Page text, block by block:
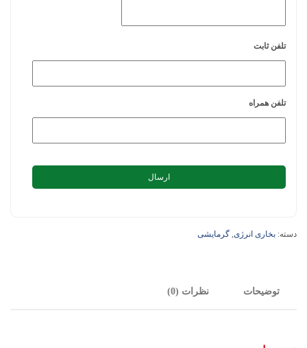
تلفن ثابت
تلفن همراه
دسته: بخاری انرژی, گرمایشی
توضیحات نظرات (0)